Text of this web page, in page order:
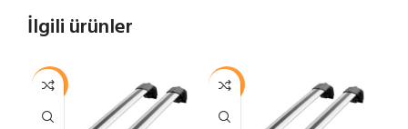
İlgili ürünler
-12% -12%